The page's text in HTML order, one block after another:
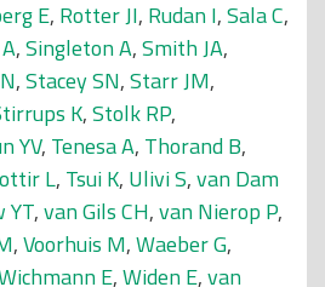
E, Rotter JI, Rudan I,Sala C,
,Singleton A,Smith JA,
,Stacey SN,Starr JM,
K,Stolk RP,
YV, Tenesa A, Thorand B,
L, Tsui K, Ulivi S,van Dam
YT,van Gils CH,van Nierop P,
,Voorhuis M,Waeber G,
E,Widen E,van